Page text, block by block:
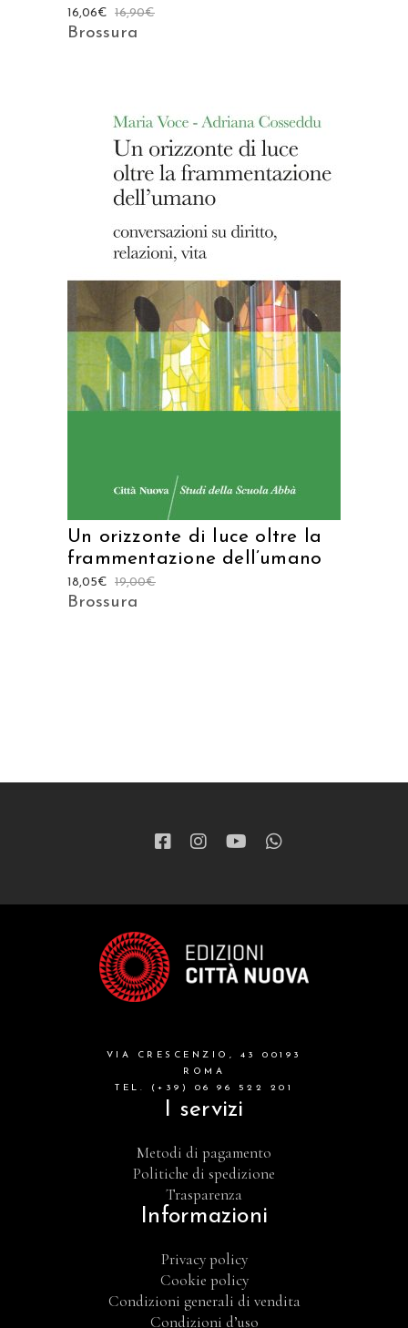
16,90€
16,06€
Brossura
AGGIUNGI AL CARRELLO
Un orizzonte di luce oltre la
frammentazione dell’umano
19,00€
18,05€
Brossura
VIA CRESCENZIO, 43 00193
ROMA
TEL. (+39) 06 96 522 201
I servizi
Metodi di pagamento
Politiche di spedizione
Trasparenza
Informazioni
Privacy policy
Cookie policy
Condizioni generali di vendita
Condizioni d’uso